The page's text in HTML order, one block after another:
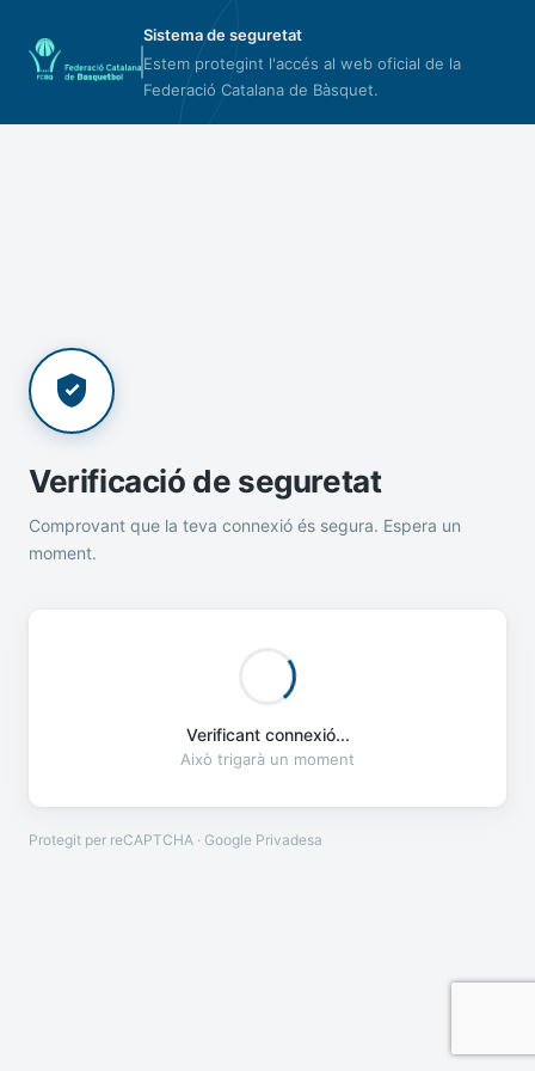
Sistema de seguretat
Estem protegint l'accés al web oficial de la
Federació Catalana de Bàsquet.
Verificació de seguretat
Comprovant que la teva connexió és segura. Espera un
moment.
Verificant connexió...
Això trigarà un moment
Protegit per reCAPTCHA · Google Privadesa